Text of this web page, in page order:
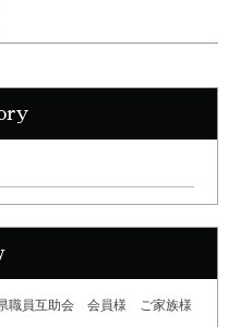
職員互助会 会員様 ご家族様